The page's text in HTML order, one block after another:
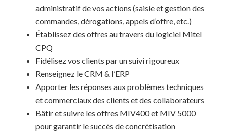
administratif de vos actions (saisie et gestion des
commandes, dérogations, appels d’offre, etc.)
Établissez des offres au travers du logiciel Mitel
CPQ
Fidélisez vos clients par un suivi rigoureux
Renseignez le CRM & l’ERP
Apporter les réponses aux problèmes techniques
et commerciaux des clients et des collaborateurs
Bâtir et suivre les offres MIV400 et MIV 5000
pour garantir le succès de concrétisation